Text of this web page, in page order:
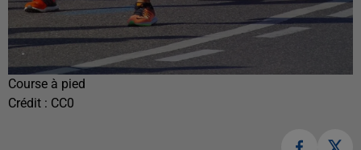
Course à pied
Crédit : CC0